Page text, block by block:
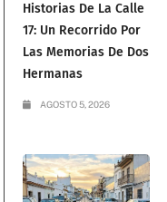
Historias De La Calle
17: Un Recorrido Por
Las Memorias De Dos
Hermanas
AGOSTO 5, 2026